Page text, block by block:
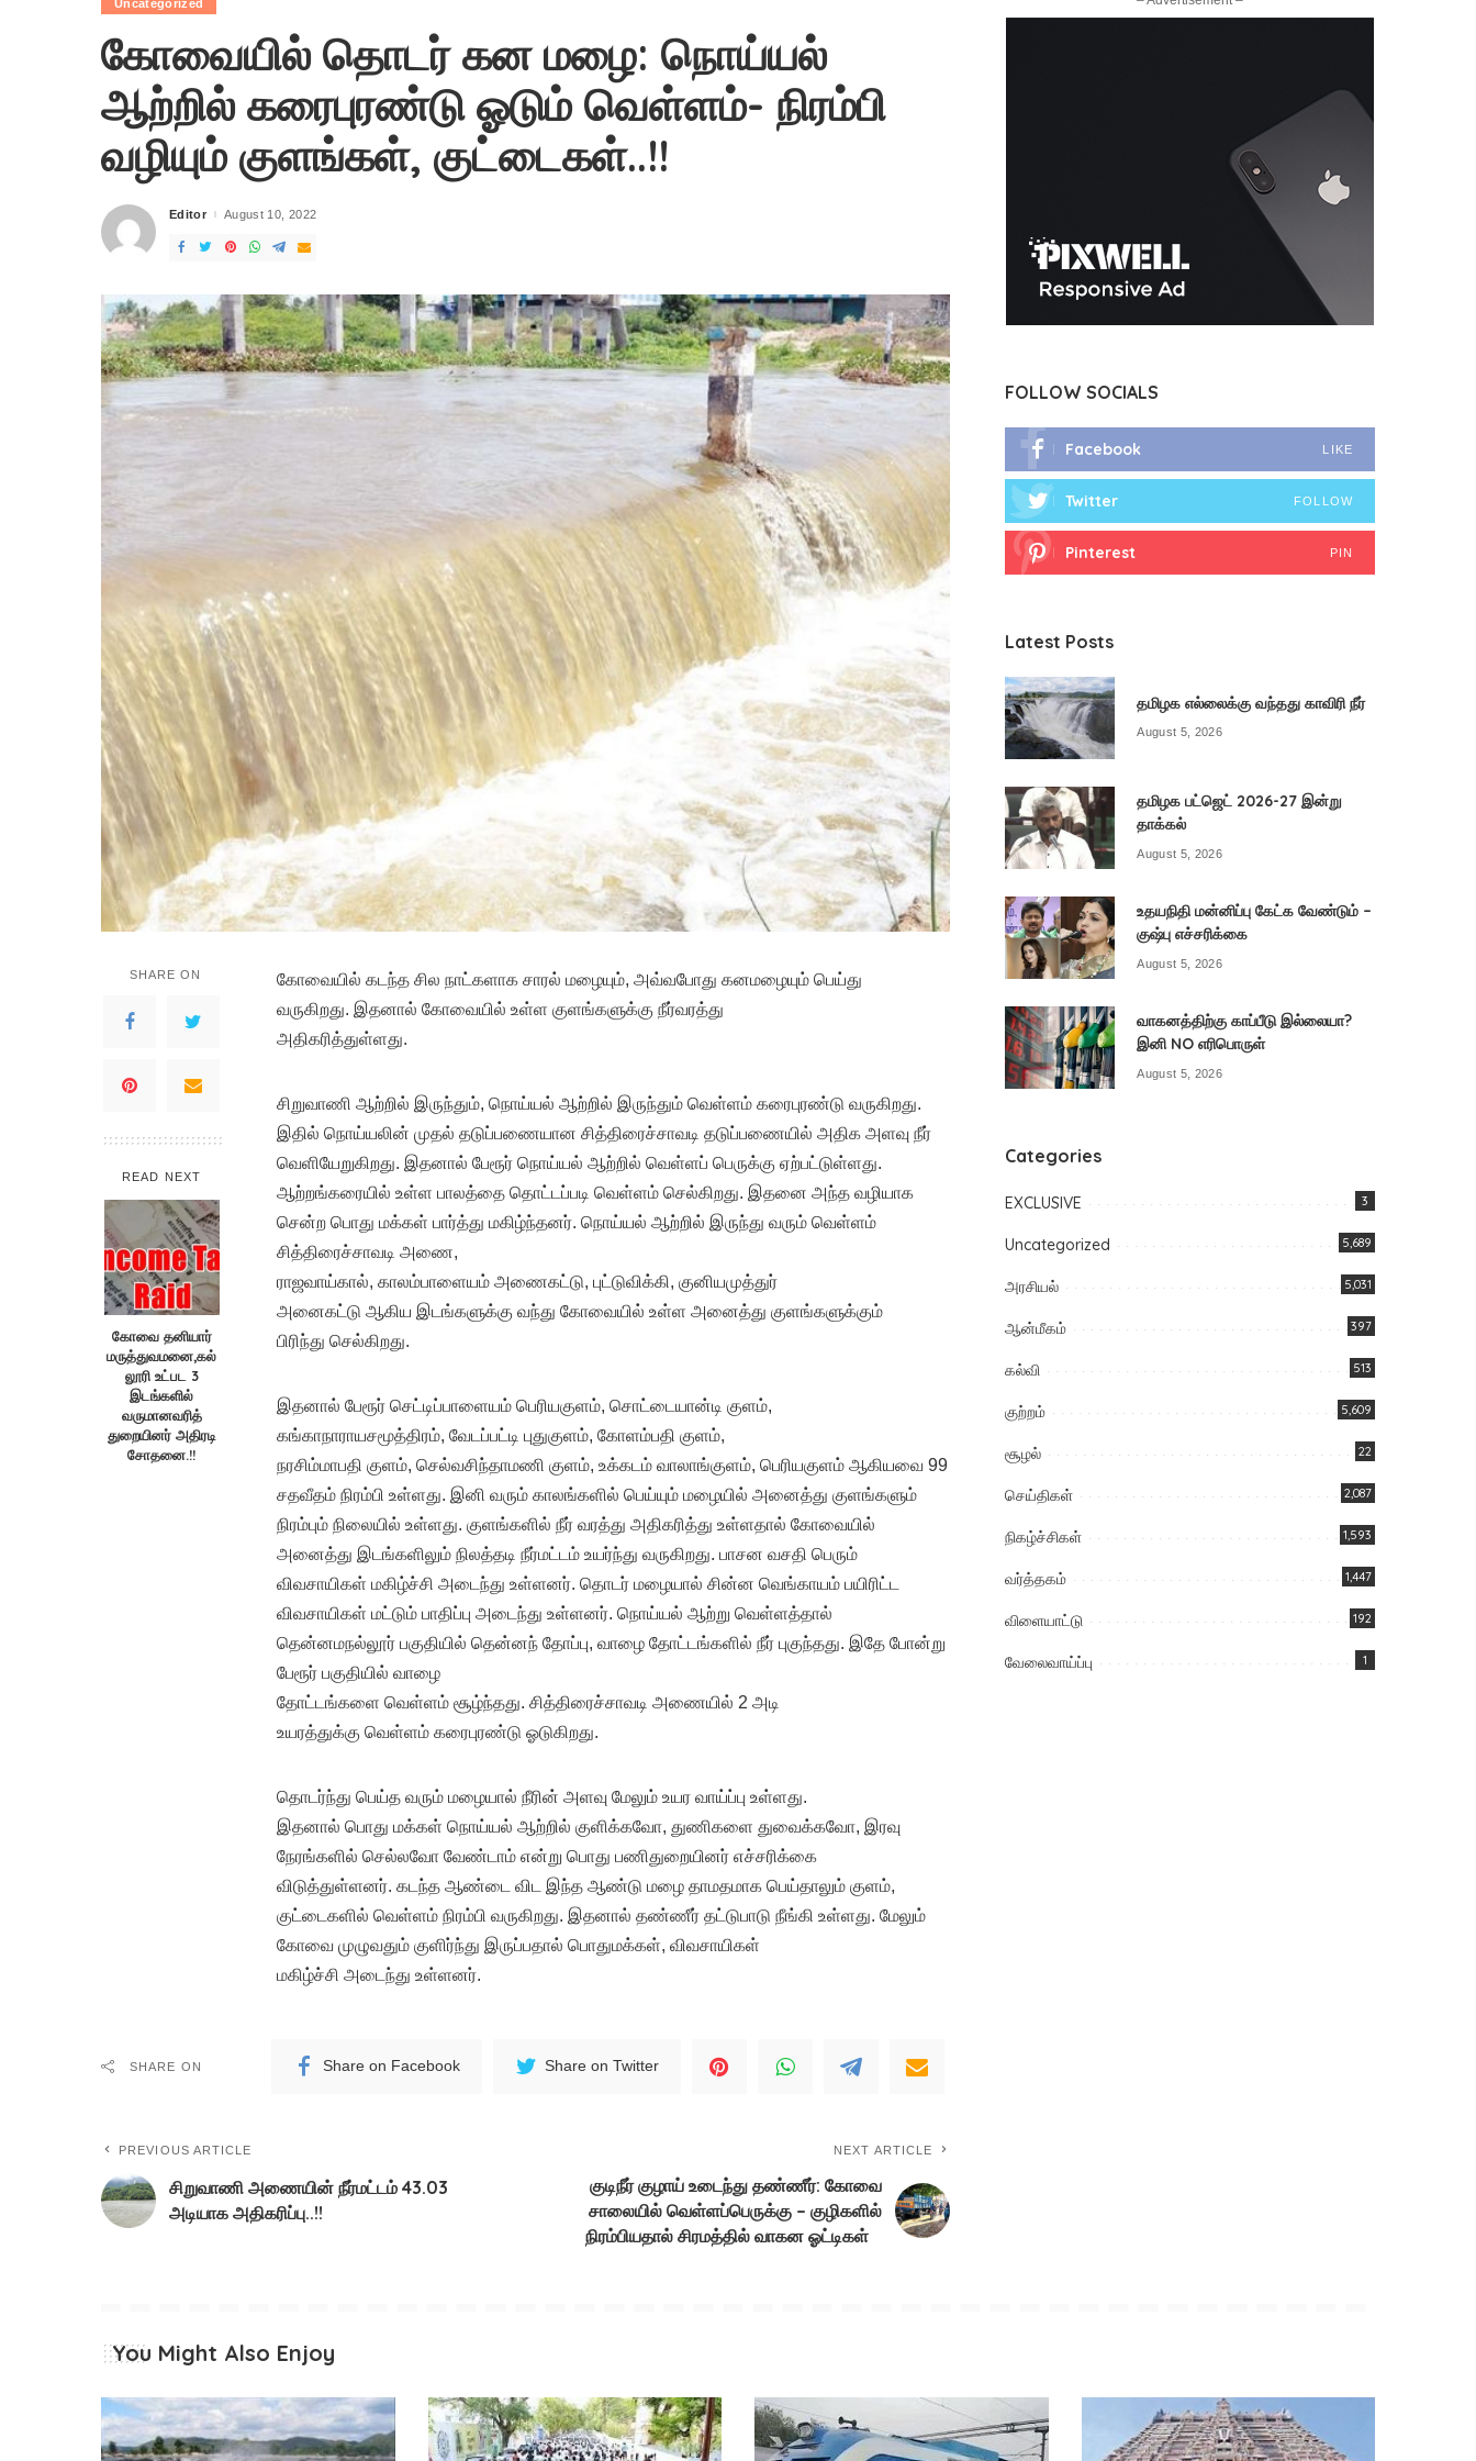
Uncategorized
கோவையில் தொடர் கன மழை: நொய்யல்
ஆற்றில் கரைபுரண்டு ஓடும் வெள்ளம்- நிரம்பி
வழியும் குளங்கள், குட்டைகள்..!!
Posted
Editor August 10, 2022
SHARE ON
READ NEXT
கோவை தனியார்
மருத்துவமனை,கல்
லூரி உட்பட 3
இடங்களில்
வருமானவரித்
துறையினர் அதிரடி
சோதனை.!!
கோவையில் கடந்த சில நாட்களாக சாரல் மழையும், அவ்வபோது கனமழையும் பெய்து
வருகிறது. இதனால் கோவையில் உள்ள குளங்களுக்கு நீர்வரத்து
அதிகரித்துள்ளது.
சிறுவாணி ஆற்றில் இருந்தும், நொய்யல் ஆற்றில் இருந்தும் வெள்ளம் கரைபுரண்டு வருகிறது.
இதில் நொய்யலின் முதல் தடுப்பணையான சித்திரைச்சாவடி தடுப்பணையில் அதிக அளவு நீர்
வெளியேறுகிறது. இதனால் பேரூர் நொய்யல் ஆற்றில் வெள்ளப் பெருக்கு ஏற்பட்டுள்ளது.
ஆற்றங்கரையில் உள்ள பாலத்தை தொட்டப்படி வெள்ளம் செல்கிறது. இதனை அந்த வழியாக
சென்ற பொது மக்கள் பார்த்து மகிழ்ந்தனர். நொய்யல் ஆற்றில் இருந்து வரும் வெள்ளம்
சித்திரைச்சாவடி அணை,
ராஜவாய்கால், காலம்பாளையம் அணைகட்டு, புட்டுவிக்கி, குனியமுத்துர்
அனைகட்டு ஆகிய இடங்களுக்கு வந்து கோவையில் உள்ள அனைத்து குளங்களுக்கும்
பிரிந்து செல்கிறது.
இதனால் பேரூர் செட்டிப்பாளையம் பெரியகுளம், சொட்டையான்டி குளம்,
கங்காநாராயசமூத்திரம், வேடப்பட்டி புதுகுளம், கோளம்பதி குளம்,
நரசிம்மாபதி குளம், செல்வசிந்தாமணி குளம், உக்கடம் வாலாங்குளம், பெரியகுளம் ஆகியவை 99
சதவீதம் நிரம்பி உள்ளது. இனி வரும் காலங்களில் பெய்யும் மழையில் அனைத்து குளங்களும்
நிரம்பும் நிலையில் உள்ளது. குளங்களில் நீர் வரத்து அதிகரித்து உள்ளதால் கோவையில்
அனைத்து இடங்களிலும் நிலத்தடி நீர்மட்டம் உயர்ந்து வருகிறது. பாசன வசதி பெரும்
விவசாயிகள் மகிழ்ச்சி அடைந்து உள்ளனர். தொடர் மழையால் சின்ன வெங்காயம் பயிரிட்ட
விவசாயிகள் மட்டும் பாதிப்பு அடைந்து உள்ளனர். நொய்யல் ஆற்று வெள்ளத்தால்
தென்னமநல்லூர் பகுதியில் தென்னந் தோப்பு, வாழை தோட்டங்களில் நீர் புகுந்தது. இதே போன்று
பேரூர் பகுதியில் வாழை
தோட்டங்களை வெள்ளம் சூழ்ந்தது. சித்திரைச்சாவடி அணையில் 2 அடி
உயரத்துக்கு வெள்ளம் கரைபுரண்டு ஓடுகிறது.
தொடர்ந்து பெய்த வரும் மழையால் நீரின் அளவு மேலும் உயர வாய்ப்பு உள்ளது.
இதனால் பொது மக்கள் நொய்யல் ஆற்றில் குளிக்கவோ, துணிகளை துவைக்கவோ, இரவு
நேரங்களில் செல்லவோ வேண்டாம் என்று பொது பணிதுறையினர் எச்சரிக்கை
விடுத்துள்ளனர். கடந்த ஆண்டை விட இந்த ஆண்டு மழை தாமதமாக பெய்தாலும் குளம்,
குட்டைகளில் வெள்ளம் நிரம்பி வருகிறது. இதனால் தண்ணீர் தட்டுபாடு நீங்கி உள்ளது. மேலும்
கோவை முழுவதும் குளிர்ந்து இருப்பதால் பொதுமக்கள், விவசாயிகள்
மகிழ்ச்சி அடைந்து உள்ளனர்.
SHARE ON Share on Facebook Share on Twitter
PREVIOUS ARTICLE
சிறுவாணி அணையின் நீர்மட்டம் 43.03
அடியாக அதிகரிப்பு..!!
NEXT ARTICLE
குடிநீர் குழாய் உடைந்து தண்ணீர்: கோவை
சாலையில் வெள்ளப்பெருக்கு – குழிகளில்
நிரம்பியதால் சிரமத்தில் வாகன ஓட்டிகள்
FOLLOW SOCIALS
Facebook LIKE
Twitter FOLLOW
Pinterest PIN
Latest Posts
தமிழக எல்லைக்கு வந்தது காவிரி நீர்
August 5, 2026
தமிழக பட்ஜெட் 2026-27 இன்று
தாக்கல்
August 5, 2026
உதயநிதி மன்னிப்பு கேட்க வேண்டும் –
குஷ்பு எச்சரிக்கை
August 5, 2026
வாகனத்திற்கு காப்பீடு இல்லையா?
இனி NO எரிபொருள்
August 5, 2026
Categories
EXCLUSIVE 3
Uncategorized 5,689
அரசியல் 5,031
ஆன்மீகம் 397
கல்வி 513
குற்றம் 5,609
சூழல் 22
செய்திகள் 2,087
நிகழ்ச்சிகள் 1,593
வர்த்தகம் 1,447
விளையாட்டு 192
வேலைவாய்ப்பு 1
You Might Also Enjoy